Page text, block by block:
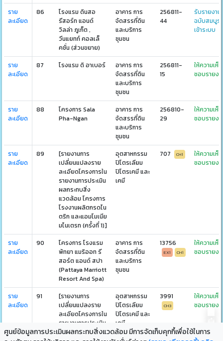
ศูนย์ข้อมูลการประเมินผลกระทบสิ่งแวดล้อม มีการจัดเก็บคุกกึ้เพื่อใช้ในการ
ราย
ละเอียด
86
โรงแรม ดินสอ
รีสอร์ท แอนด์
วิลล่า ภูเก็ต ,
วีนแยทท์ คอลเล็
คชั่น (ส่วนขยาย)
อาคาร การ
จัดสรรที่ดิน
และบริการ
ชุมชน
256811-
44
รับรายงาน
ฉบับสมบู
เข้าระบบ
ราย
ละเอียด
87 โรงแรม ดิ อาเบอร์
อาคาร การ
จัดสรรที่ดิน
และบริการ
ชุมชน
256811-
15
ให้ความเห็น
ชอบรายงา
ราย
ละเอียด
88
โครงการ Sala
Pha-Ngan
อาคาร การ
จัดสรรที่ดิน
และบริการ
ชุมชน
256810-
29
ให้ความเห็น
ชอบรายงา
ราย
ละเอียด
89
[รายงานการ
เปลี่ยนแปลงราย
ละเอียดโครงการใน
รายงานการประเมิน
ผลกระทบสิ่ง
แวดล้อม โครงการ
โรงงานผลิตกรดไน
ตริก และแอมโมเนีย
มไนเตรท (ครั้งที่ 1)]
อุตสาหกรรม
ปิโตรเลียม
ปิโตรเคมี และ
เคมี
707 CH1
ให้ความเห็น
ชอบรายงา
ราย
ละเอียด
90
โครงการ โรงแรม
พัทยา แมริออท รี
สอร์ต แอนด์ สปา
(Pattaya Marriott
Resort And Spa)
อาคาร การ
จัดสรรที่ดิน
และบริการ
ชุมชน
13756
EX1 CH1
ให้ความเห็น
ชอบรายงา
ราย
ละเอียด
91
[รายงานการ
เปลี่ยนแปลงราย
ละเอียดโครงการใน
รายงานการประเมิน
ผลกระทบสิ่ง
อุตสาหกรรม
ปิโตรเลียม
ปิโตรเคมี และ
เคมี
3991
CH3
ให้ความเห็น
ชอบรายงา